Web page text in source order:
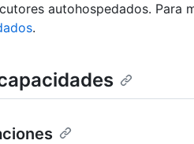
autohospedados. Para
.